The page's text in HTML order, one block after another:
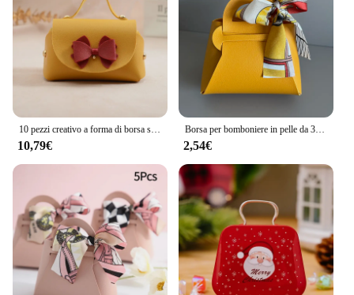
10,79€
Borsa per bomboniere in pelle da 3 pezzi con sciarpa per la decorazione della festa nuziale Baby Shower Ramadan Eid Un regalo per l'imballaggio del mio amico
2,54€